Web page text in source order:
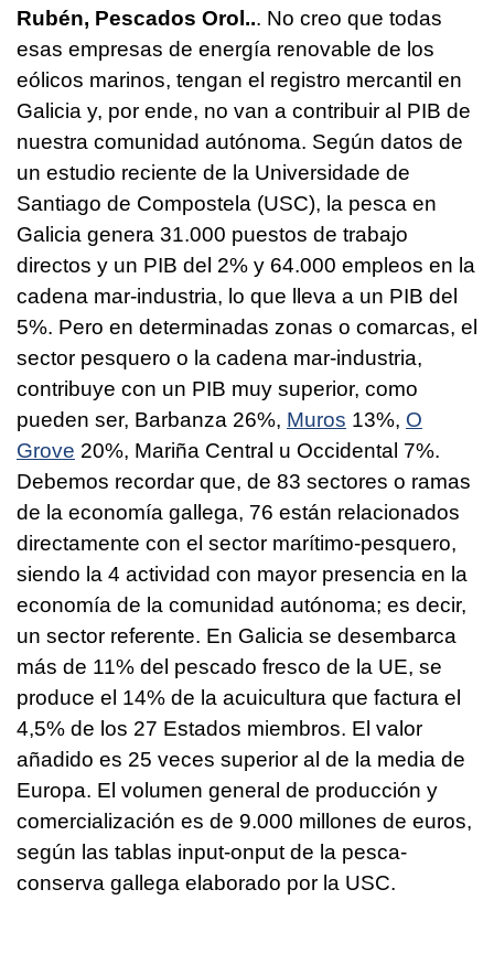
Rubén, Pescados Orol... No creo que todas
esas empresas de energía renovable de los
eólicos marinos, tengan el registro mercantil en
Galicia y, por ende, no van a contribuir al PIB de
nuestra comunidad autónoma. Según datos de
un estudio reciente de la Universidade de
Santiago de Compostela (USC), la pesca en
Galicia genera 31.000 puestos de trabajo
directos y un PIB del 2% y 64.000 empleos en la
cadena mar-industria, lo que lleva a un PIB del
5%. Pero en determinadas zonas o comarcas, el
sector pesquero o la cadena mar-industria,
contribuye con un PIB muy superior, como
pueden ser, Barbanza 26%, Muros 13%, O
Grove 20%, Mariña Central u Occidental 7%.
Debemos recordar que, de 83 sectores o ramas
de la economía gallega, 76 están relacionados
directamente con el sector marítimo-pesquero,
siendo la 4 actividad con mayor presencia en la
economía de la comunidad autónoma; es decir,
un sector referente. En Galicia se desembarca
más de 11% del pescado fresco de la UE, se
produce el 14% de la acuicultura que factura el
4,5% de los 27 Estados miembros. El valor
añadido es 25 veces superior al de la media de
Europa. El volumen general de producción y
comercialización es de 9.000 millones de euros,
según las tablas input-onput de la pesca-
conserva gallega elaborado por la USC.